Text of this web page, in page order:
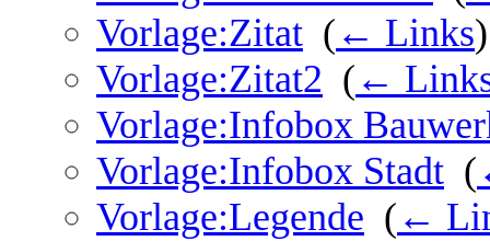
Vorlage:Zitat ( ← Links)
Vorlage:Zitat2 ( ←
Vorlage:Infobox
Vorlage:Infobox Stadt (
Vorlage:Legende ( ←